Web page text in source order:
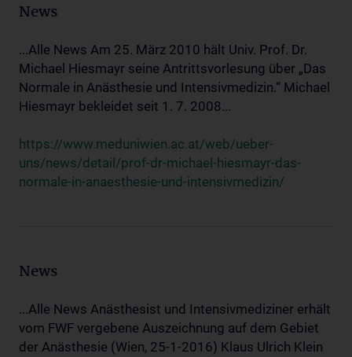
News
...Alle News Am 25. März 2010 hält Univ. Prof. Dr.
Michael Hiesmayr seine Antrittsvorlesung über „Das
Normale in Anästhesie und Intensivmedizin.“ Michael
Hiesmayr bekleidet seit 1. 7. 2008...
https://www.meduniwien.ac.at/web/ueber-
uns/news/detail/prof-dr-michael-hiesmayr-das-
normale-in-anaesthesie-und-intensivmedizin/
News
...Alle News Anästhesist und Intensivmediziner erhält
vom FWF vergebene Auszeichnung auf dem Gebiet
der Anästhesie (Wien, 25-1-2016) Klaus Ulrich Klein